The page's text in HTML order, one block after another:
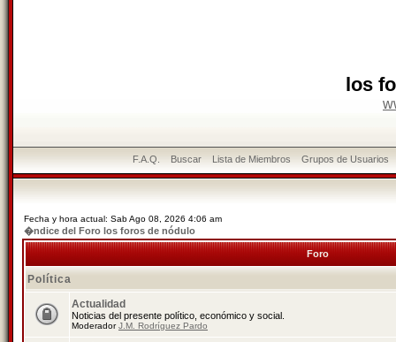
los
F.A.Q. Buscar Lista de Miembros Grupos de Usuarios
Fecha y hora actual: Sab Ago 08, 2026 4:06 am
�ndice del Foro los foros de nódulo
Foro
Política
Actualidad
Noticias del presente político, económico y social.
ModeradorJ.M. Rodríguez Pardo